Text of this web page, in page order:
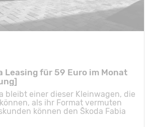
Leasing für 59 Euro im Monat
bleibt einer dieser Kleinwagen, die
als ihr Format vermuten
können den Škoda Fabia